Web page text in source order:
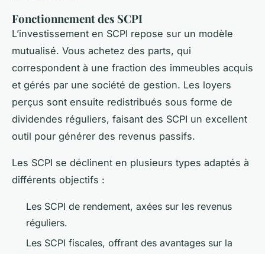
Fonctionnement des SCPI
L’investissement en SCPI repose sur un modèle
mutualisé. Vous achetez des parts, qui
correspondent à une fraction des immeubles acquis
et gérés par une société de gestion. Les loyers
perçus sont ensuite redistribués sous forme de
dividendes réguliers, faisant des SCPI un excellent
outil pour générer des revenus passifs.
Les SCPI se déclinent en plusieurs types adaptés à
différents objectifs :
Les SCPI de rendement, axées sur les revenus
réguliers.
Les SCPI fiscales, offrant des avantages sur la